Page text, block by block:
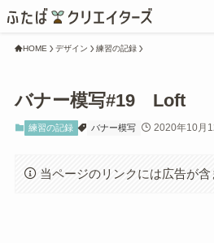
HOME デザイン 練習の記録
バナー模写#19 Loft
練習の記録 バナー模写 2020年10月
当ページのリンクには広告が含